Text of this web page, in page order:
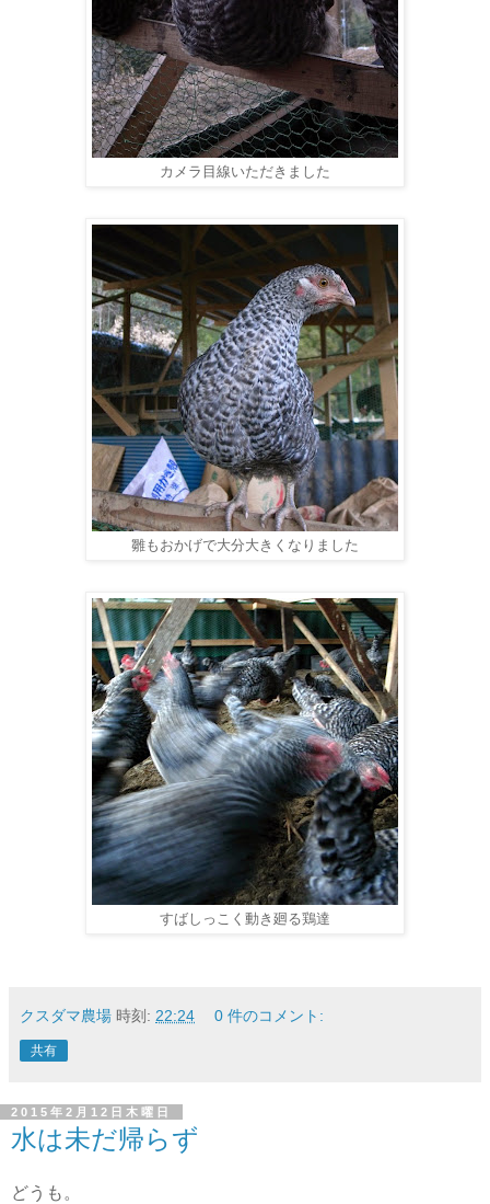
カメラ目線いただきました
雛もおかげで大分大きくなりました
すばしっこく動き廻る鶏達
クスダマ農場 時刻: 22:24 0 件のコメント:
共有
2015年2月12日木曜日
水は未だ帰らず
どうも。